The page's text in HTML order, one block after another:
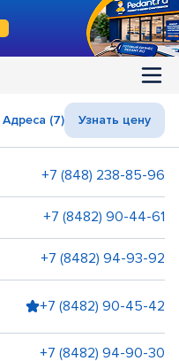
Адреса (7) Узнать цену
+7 (848) 238-85-96
+7 (8482) 90-44-61
+7 (8482) 94-93-92
+7 (8482) 90-45-42
+7 (8482) 94-90-30